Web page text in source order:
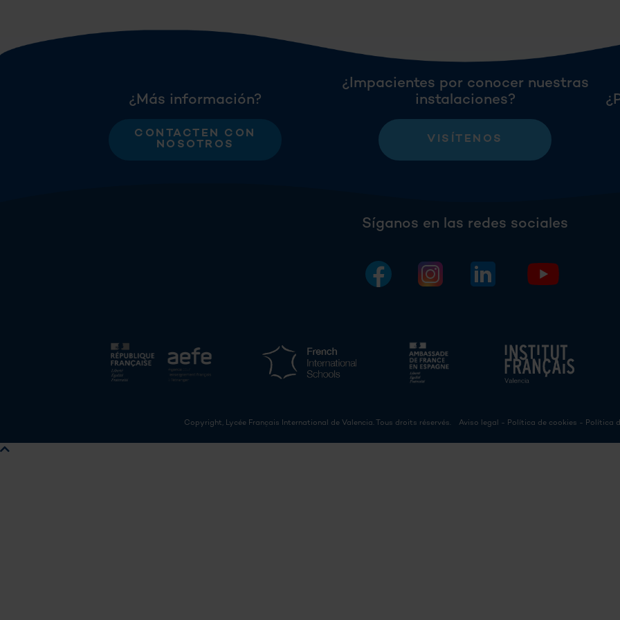
¿Más información?
CONTACTEN CON
NOSOTROS
¿Impacientes por conocer nuestras
instalaciones?
VISÍTENOS
Síganos en las redes sociales
Copyright, Lycée Français International de Valencia. Tous droits réservés. Aviso legal - Política de cookies - Política